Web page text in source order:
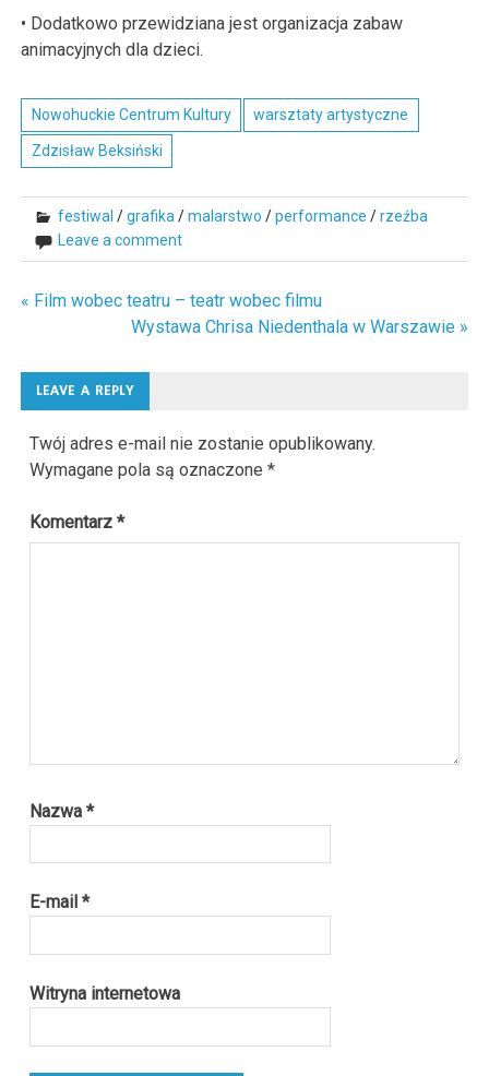
• Dodatkowo przewidziana jest organizacja zabaw
animacyjnych dla dzieci.
Nowohuckie Centrum Kultury warsztaty artystyczne
Zdzisław Beksiński
festiwal /grafika/malarstwo /performance /rzeźba
Leave a comment
Nawigacja
« Film wobec teatru – teatr wobec filmu
Wystawa Chrisa Niedenthala w Warszawie »
LEAVE A REPLY
Twój adres e-mail nie zostanie opublikowany.
Wymagane pola są oznaczone*
Komentarz*
Nazwa*
E-mail*
Witryna internetowa